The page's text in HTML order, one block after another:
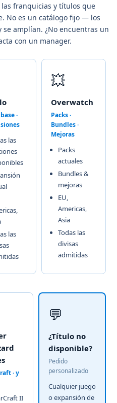
franquicias y títulos que
No es un catálogo fijo — los
amplían. ¿No encuentras un
con un manager.
·
las
las
💥
Overwatch
Packs ·
Bundles ·
Mejoras
Packs
actuales
Bundles &
mejoras
EU,
Americas,
Asia
Todas las
divisas
admitidas
· y
II
💬
¿Título no
disponible?
Pedido
personalizado
Cualquier juego
o expansión de